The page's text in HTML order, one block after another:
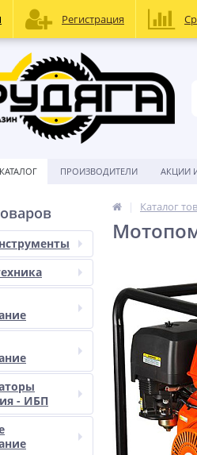
КАТАЛОГ ПРОИЗВОДИТЕЛИ АКЦИИ
- ИБП
Каталог
Регистрация